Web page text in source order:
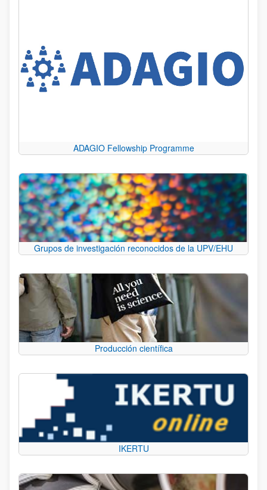
ADAGIO Fellowship Programme
Grupos de investigación reconocidos de la UPV/EHU
Producción científica
IKERTU